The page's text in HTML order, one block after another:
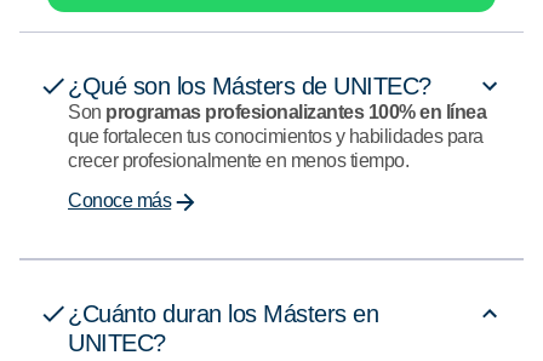
¿Qué son los Másters de UNITEC?
Son programas profesionalizantes 100% en línea
que fortalecen tus conocimientos y habilidades para
crecer profesionalmente en menos tiempo.
Conoce más
¿Cuánto duran los Másters en
UNITEC?